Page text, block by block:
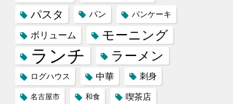
パスタ パン パンケーキ
ボリューム モーニング
ランチ ラーメン
ログハウス 中華 刺身
名古屋市 和食 喫茶店